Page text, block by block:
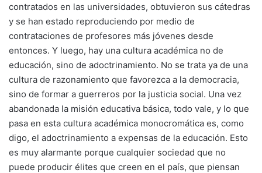
contratados en las universidades, obtuvieron sus cátedras
y se han estado reproduciendo por medio de
contrataciones de profesores más jóvenes desde
entonces. Y luego, hay una cultura académica no de
educación, sino de adoctrinamiento. No se trata ya de una
cultura de razonamiento que favorezca a la democracia,
sino de formar a guerreros por la justicia social. Una vez
abandonada la misión educativa básica, todo vale, y lo que
pasa en esta cultura académica monocromática es, como
digo, el adoctrinamiento a expensas de la educación. Esto
es muy alarmante porque cualquier sociedad que no
puede producir élites que creen en el país, que piensan